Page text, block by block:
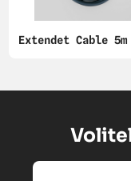
Extendet Cable 5m